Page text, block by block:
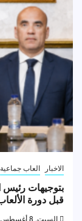
الاخبار العاب جماعية
بتوجيهات رئيس
قبل دورة
السبت, 8 أغسطس 2026, 10:14 م